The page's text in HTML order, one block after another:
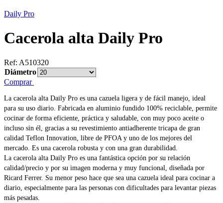
Daily Pro
Cacerola alta Daily Pro
Ref: A510320
Diámetro
Comprar
La cacerola alta Daily Pro es una cazuela ligera y de fácil manejo, ideal
para su uso diario. Fabricada en aluminio fundido 100% reciclable, permite
cocinar de forma eficiente, práctica y saludable, con muy poco aceite o
incluso sin él, gracias a su revestimiento antiadherente tricapa de gran
calidad Teflon Innovation, libre de PFOA y uno de los mejores del
mercado. Es una cacerola robusta y con una gran durabilidad.
La cacerola alta Daily Pro es una fantástica opción por su relación
calidad/precio y por su imagen moderna y muy funcional, diseñada por
Ricard Ferrer. Su menor peso hace que sea una cazuela ideal para cocinar a
diario, especialmente para las personas con dificultades para levantar piezas
más pesadas.